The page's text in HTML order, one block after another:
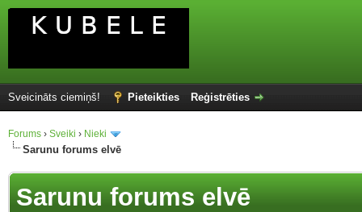
Sveicināts ciemiņš! Pieteikties Reģistrēties
Forums › Sveiki › Nieki
Sarunu forums elvē
Sarunu forums elvē